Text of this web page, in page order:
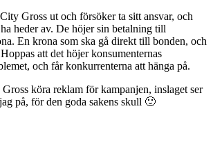
Gross ut och försöker ta sitt ansvar, och
heder av. De höjer sin betalning till
En krona som ska gå direkt till bonden, och
att det höjer konsumenternas
och får konkurrenterna att hänga på.
köra reklam för kampanjen, inslaget ser
på, för den goda sakens skull 🙂